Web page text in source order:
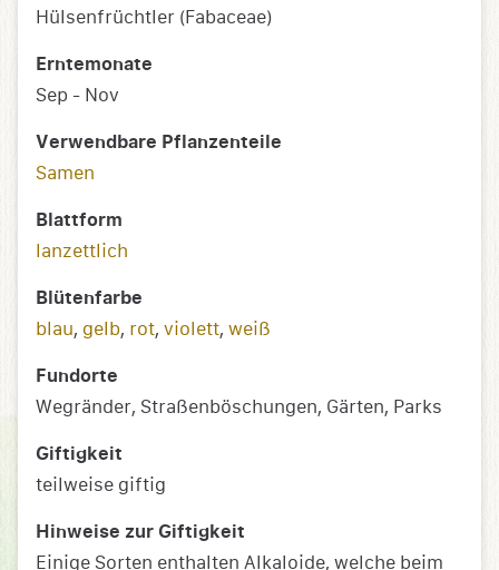
Hülsenfrüchtler (Fabaceae)
Erntemonate
Sep - Nov
Verwendbare Pflanzenteile
Samen
Blattform
lanzettlich
Blütenfarbe
blau, gelb, rot, violett, weiß
Fundorte
Wegränder, Straßenböschungen, Gärten, Parks
Giftigkeit
teilweise giftig
Hinweise zur Giftigkeit
Einige Sorten enthalten Alkaloide, welche beim